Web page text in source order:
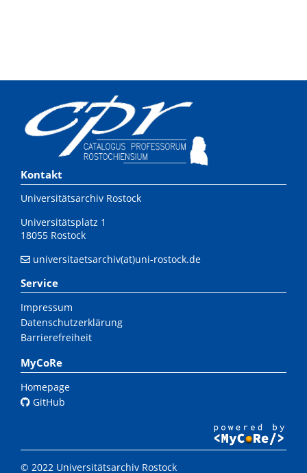
Kontakt
Universitätsarchiv Rostock
Universitätsplatz 1
18055 Rostock
universitaetsarchiv(at)uni-rostock.de
Service
Impressum
Datenschutzerklärung
Barrierefreiheit
MyCoRe
Homepage
GitHub
© 2022 Universitätsarchiv Rostock